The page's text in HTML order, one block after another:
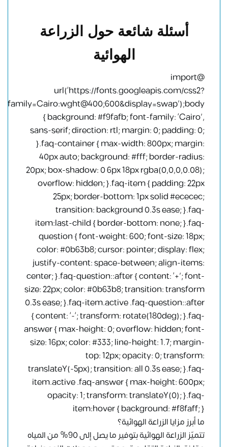
أسئلة شائعة حول الزراعة
الهوائية
@import
url(‘https://fonts.googleapis.com/css2?
family=Cairo:wght@400;600&display=swap’);body
{ background: #f9fafb; font-family: ‘Cairo’,
sans-serif; direction: rtl; margin: 0; padding: 0;
}.faq-container { max-width: 800px; margin:
40px auto; background: #fff; border-radius:
20px; box-shadow: 0 6px 18px rgba(0,0,0,0.08);
overflow: hidden; }.faq-item { padding: 22px
25px; border-bottom: 1px solid #ececec;
transition: background 0.3s ease; }.faq-
item:last-child { border-bottom: none; }.faq-
question { font-weight: 600; font-size: 18px;
color: #0b63b8; cursor: pointer; display: flex;
justify-content: space-between; align-items:
center; }.faq-question::after { content: ‘+’; font-
size: 22px; color: #0b63b8; transition: transform
0.3s ease; }.faq-item.active .faq-question::after
{ content: ‘-‘; transform: rotate(180deg); }.faq-
answer { max-height: 0; overflow: hidden; font-
size: 16px; color: #333; line-height: 1.7; margin-
top: 12px; opacity: 0; transform:
translateY(-5px); transition: all 0.3s ease; }.faq-
item.active .faq-answer { max-height: 600px;
opacity: 1; transform: translateY(0); }.faq-
item:hover { background: #f8faff; }
ما أبرز مزايا الزراعة الهوائية؟
تتميّز الزراعة الهوائية بتوفير ما يصل إلى 90% من المياه